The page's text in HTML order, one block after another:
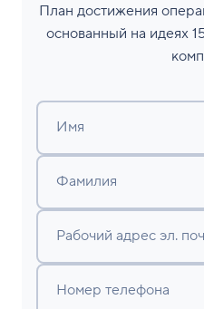
План достижения
основанный на идеях
Имя
Фамилия
Рабочий адрес эл.
Номер телефона